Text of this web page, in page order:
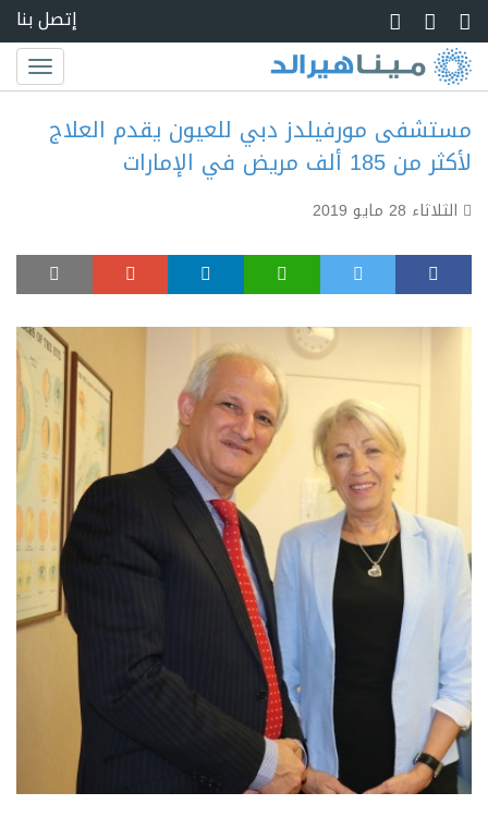
Skip to main
إتصل بنا
Toggle
مستشفى مورفيلدز دبي للعيون يقدم العلاج
لأكثر من 185 ألف مريض في الإمارات
الثلاثاء 28 مايو 2019